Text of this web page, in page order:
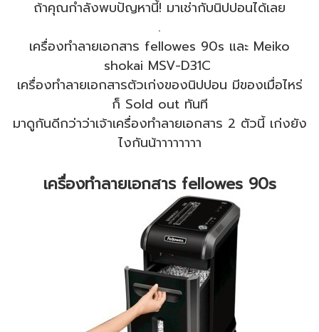
ถ้าคุณกำลังพบปัญหานี้! มาเช่ากับนิปปอนได้เลย
.
เครื่องทำลายเอกสาร fellowes 90s และ Meiko
shokai MSV-D31C
เครื่องทำลายเอกสารตัวเก่งของนิปปอน มีของเมื่อไหร่
ก็ Sold out ทันที
มาดูกันดีกว่าว่าเจ้าเครื่องทำลายเอกสาร 2 ตัวนี้ เก่งยัง
ไงกันน้าาาาาาาา
เครื่องทำลายเอกสาร fellowes 90s